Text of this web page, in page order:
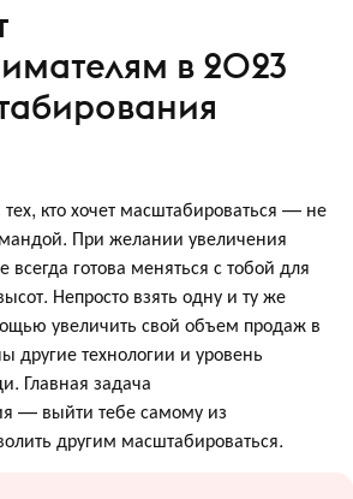
в 2023
кто хочет масштабироваться — не
При желании увеличения
готова меняться с тобой для
Непросто взять одну и ту же
увеличить свой объем продаж в
другие технологии и уровень
Главная задача
— выйти тебе самому из
другим масштабироваться.